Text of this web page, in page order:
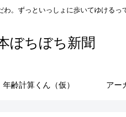
。ずっといっしょに歩いてゆけるっ
ぼちぼち新聞
年齢計算くん（仮） アー